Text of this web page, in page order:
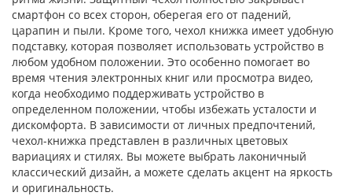
смартфон со всех сторон, оберегая его от падений,
царапин и пыли. Кроме того, чехол книжка имеет удобную
подставку, которая позволяет использовать устройство в
любом удобном положении. Это особенно помогает во
время чтения электронных книг или просмотра видео,
когда необходимо поддерживать устройство в
определенном положении, чтобы избежать усталости и
дискомфорта. В зависимости от личных предпочтений,
чехол-книжка представлен в различных цветовых
вариациях и стилях. Вы можете выбрать лаконичный
классический дизайн, а можете сделать акцент на яркость
и оригинальность.